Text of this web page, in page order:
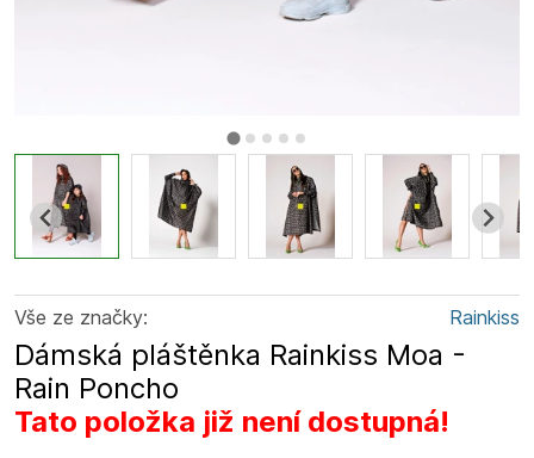
Vše ze značky: Rainkiss
Dámská pláštěnka Rainkiss Moa -
Rain Poncho
Tato položka již není dostupná!